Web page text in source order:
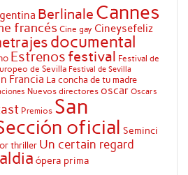
Berlinale Cannes
francés Cine gay Cineysefeliz
documental
Estrenos festival Festival de
de Sevilla Festival de Sevilla
Francia La concha de tu madre
Nuevos directores oscar Oscars
Premios San
oficial Seminci
thriller Un certain regard
ópera prima